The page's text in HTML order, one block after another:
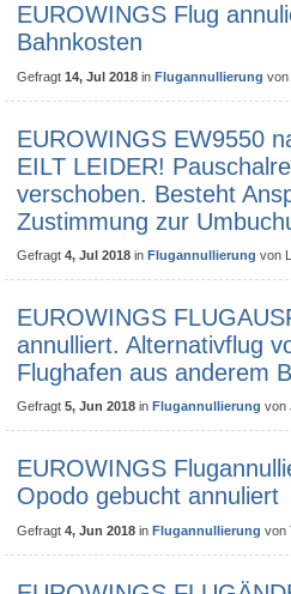
EUROWINGS Flug
Bahnkosten
Gefragt 14, Jul 2018 inFlugannullierung
EUROWINGS EW9550
EILT LEIDER!
verschoben. Besteht
Zustimmung zur
Gefragt 4, Jul 2018 inFlugannullierung von
EUROWINGS
annulliert. Alternativflug
Flughafen aus anderem
Gefragt 5, Jun 2018 in Flugannullierung von
EUROWINGS
Opodo gebucht annuliert
Gefragt 4, Jun 2018 inFlugannullierung von